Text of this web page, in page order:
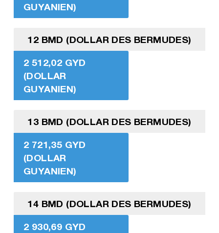
GUYANIEN)
12 BMD (DOLLAR DES BERMUDES)
2 512,02 GYD
(DOLLAR
GUYANIEN)
13 BMD (DOLLAR DES BERMUDES)
2 721,35 GYD
(DOLLAR
GUYANIEN)
14 BMD (DOLLAR DES BERMUDES)
2 930,69 GYD